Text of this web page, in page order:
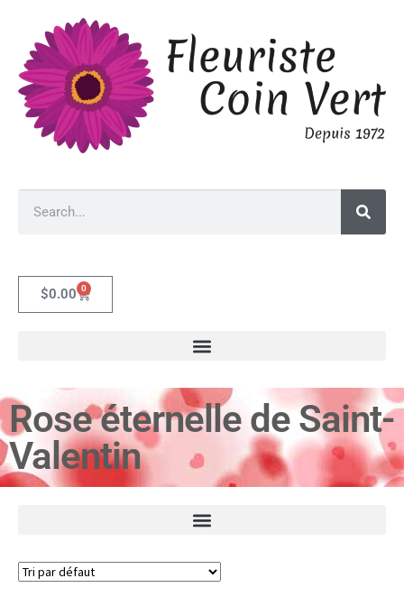
$0.00 0
Rose éternelle de Saint-
Valentin